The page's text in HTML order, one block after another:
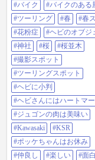
もその事を伝えると行く
私）花粉症酷いから行か
ッ😽⁉️ もぐちゃん）アホか‼️今年の
桜は今年しか咲かないのよ🌸
そうね…😹💦💦 と言う事でもぐち
ゃんと合流し行って来ま
花粉症対策も万全にハン
ーナー（掃除機）も背負
い口当て鼻水吸いながら
💨😹⁉️ 集合場所へ向かうもののそ
の日は鈴鹿サーキットで
されてていつもは混まな
混んでて遅刻〜🏎🙀💦💦
し訳ありませんでした…💦）
場所に到着✨ 仲良しごっ
仲良しゆうさん始めまし
ないえ〜ちゃんとお花見
🌸🏍️💨 （もぐちゃん忘れ
#バイク
#バイクのある
#ツーリング
#春
#春
#花粉症
#ヘビのオブジ
#神社
#桜
#桜並木
#撮影スポット
#ツーリングスポット
#ヘビに小判
#ヘビさんにはハートマ
#ジュゴンの肉は美味い
#Kawasaki
#KSR
#ポッケちゃんはお休み
#仲良し
#楽しい
#面